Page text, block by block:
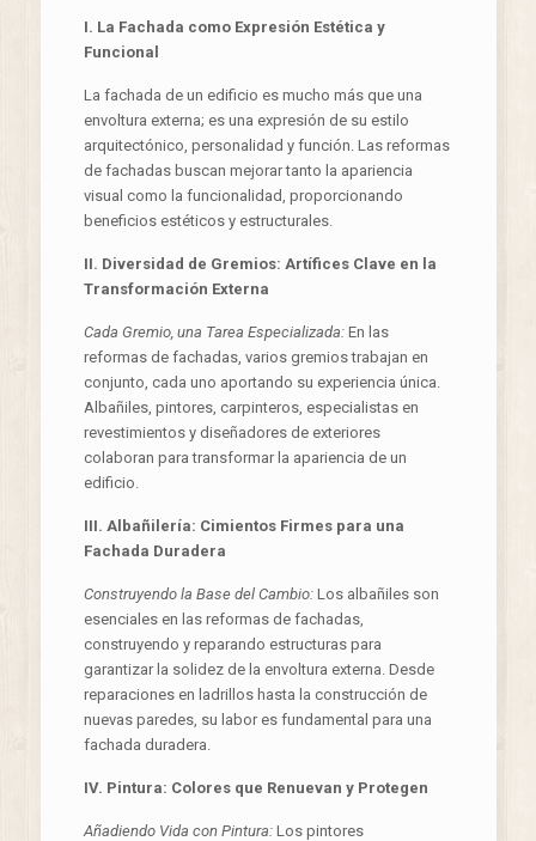
I. La Fachada como Expresión Estética y
Funcional
La fachada de un edificio es mucho más que una
envoltura externa; es una expresión de su estilo
arquitectónico, personalidad y función. Las reformas
de fachadas buscan mejorar tanto la apariencia
visual como la funcionalidad, proporcionando
beneficios estéticos y estructurales.
II. Diversidad de Gremios: Artífices Clave en la
Transformación Externa
Cada Gremio, una Tarea Especializada:En las
reformas de fachadas, varios gremios trabajan en
conjunto, cada uno aportando su experiencia única.
Albañiles, pintores, carpinteros, especialistas en
revestimientos y diseñadores de exteriores
colaboran para transformar la apariencia de un
edificio.
III. Albañilería: Cimientos Firmes para una
Fachada Duradera
Construyendo la Base del Cambio:Los albañiles son
esenciales en las reformas de fachadas,
construyendo y reparando estructuras para
garantizar la solidez de la envoltura externa. Desde
reparaciones en ladrillos hasta la construcción de
nuevas paredes, su labor es fundamental para una
fachada duradera.
IV. Pintura: Colores que Renuevan y Protegen
Añadiendo Vida con Pintura:Los pintores